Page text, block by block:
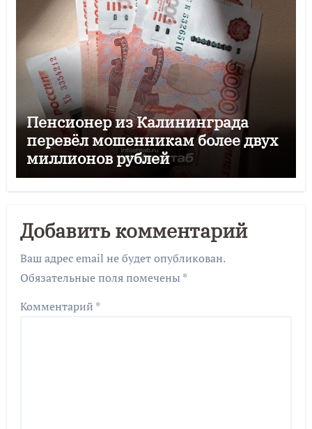
Пенсионер из Калининграда
перевёл мошенникам более двух
миллионов рублей
Добавить комментарий
Ваш адрес email не будет опубликован.
Обязательные поля помечены *
Комментарий *